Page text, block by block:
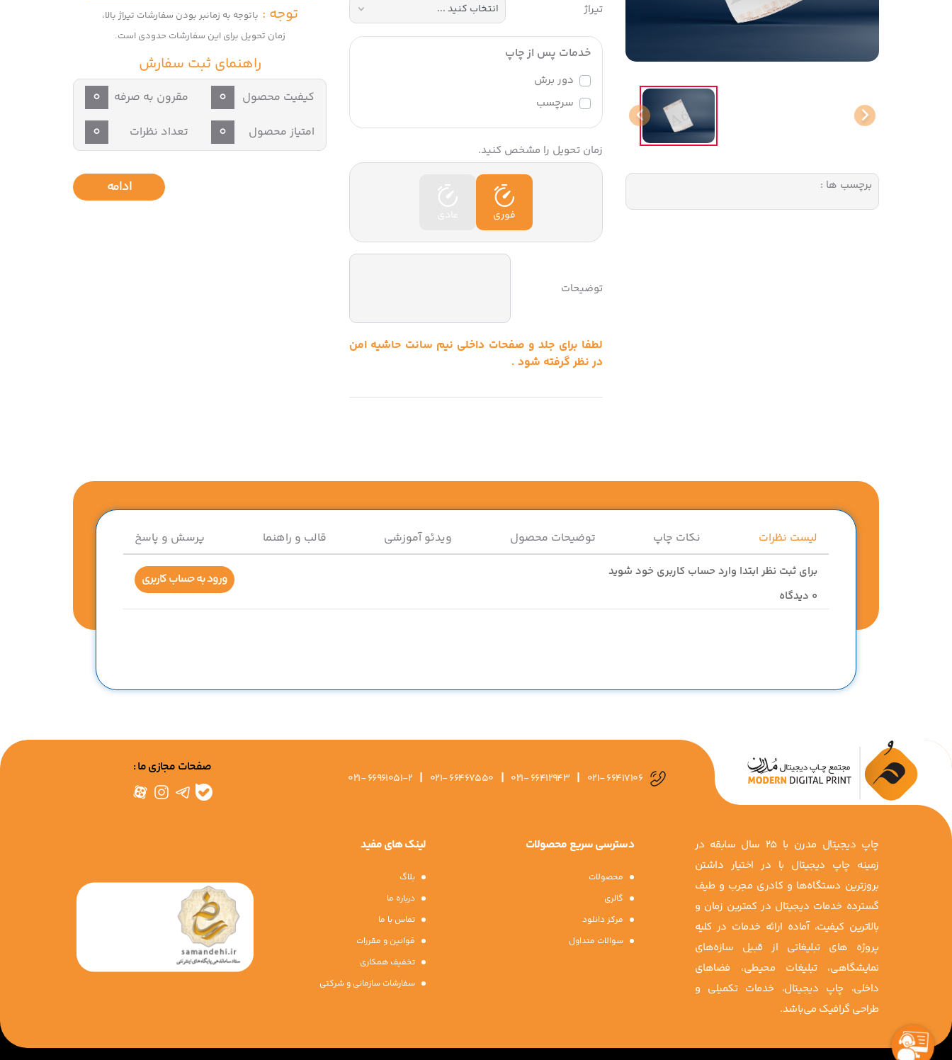
برچسب ها :
تیراژ
خدمات پس از چاپ
دور برش
سرچسب
زمان تحویل را مشخص کنید.
فوری
توضیحات
لطفا برای جلد و صفحات داخلی نیم سانت حاشیه امن
در نظر گرفته شود .
توجه : باتوجه به زمانبر بودن سفارشات تیراژ بالا،
زمان تحویل برای این سفارشات حدودی است.
راهنمای ثبت سفارش
کیفیت محصول 0 مقرون به صرفه 0
امتیاز محصول 0 تعداد نظرات 0
ادامه
لیست نظرات نکات چاپ توضیحات محصول ویدئو آموزشی قالب و راهنما پرسش و پاسخ
برای ثبت نظر ابتدا وارد حساب کاربری خود شوید ورود به حساب کاربری
0 دیدگاه
021- 66417106
|
021- 66412943
|
021- 66467550
|
021- 66961051-2
صفحات مجازی ما :
چاپ دیجیتال مدرن با 25 سال سابقه در
زمینه چاپ دیجیتال با در اختیار داشتن
بروزترین دستگاه‌ها و کادری مجرب و طیف
گسترده خدمات دیجیتال در کمترین زمان و
بالاترین کیفیت، آماده ارائه خدمات در کلیه
پروژه ‌های تبلیغاتی از قبیل سازه‌های
نمایشگاهی، تبلیغات محیطی، فضاهای
داخلی، چاپ دیجیتال، خدمات تکمیلی و
طراحی گرافیک می‌باشد.
دسترسی سریع محصولات
محصولات
گالری
مرکز دانلود
سوالات متداول
لینک های مفید
بلاگ
درباره ما
تماس با ما
قوانین و مقررات
تخفیف همکاری
سفارشات سازمانی و شرکتی